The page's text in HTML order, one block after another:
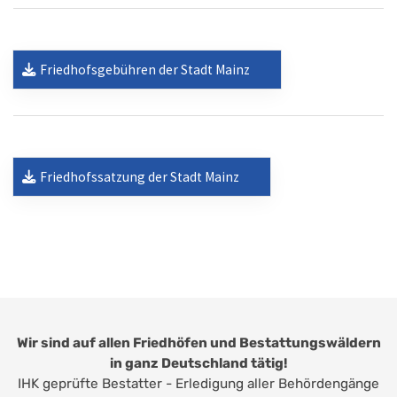
Friedhofsgebühren der Stadt Mainz
Friedhofssatzung der Stadt Mainz
Wir sind auf allen Friedhöfen und Bestattungswäldern
in ganz Deutschland tätig!
IHK geprüfte Bestatter - Erledigung aller Behördengänge